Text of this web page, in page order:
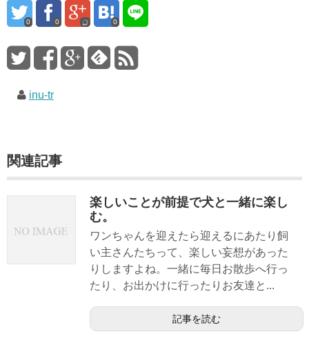
0 0 0
inu-tr
関連記事
楽しいことが前提で犬と一緒に楽し
む。
ワンちゃんを迎えたら迎えるにあたり飼
い主さんたちって、楽しい妄想があった
りしますよね。一緒に毎日お散歩へ行っ
たり、お出かけに行ったりお友達と...
記事を読む